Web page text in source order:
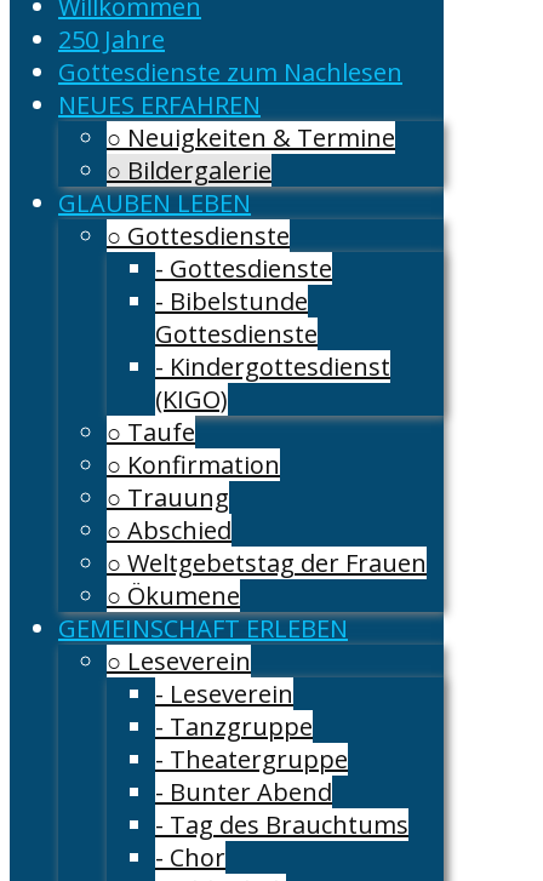
Willkommen
250 Jahre
Gottesdienste zum Nachlesen
NEUES ERFAHREN
○ Neuigkeiten & Termine
○ Bildergalerie
GLAUBEN LEBEN
○ Gottesdienste
- Gottesdienste
- Bibelstunde
Gottesdienste
- Kindergottesdienst
(KIGO)
○ Taufe
○ Konfirmation
○ Trauung
○ Abschied
○ Weltgebetstag der Frauen
○ Ökumene
GEMEINSCHAFT ERLEBEN
○ Leseverein
- Leseverein
- Tanzgruppe
- Theatergruppe
- Bunter Abend
- Tag des Brauchtums
- Chor